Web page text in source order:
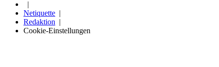
Netiquette
Redaktion
Cookie-Einstellungen